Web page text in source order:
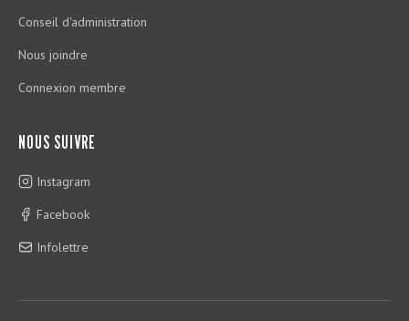
Conseil d'administration
Nous joindre
Connexion membre
NOUS SUIVRE
Instagram
Facebook
Infolettre